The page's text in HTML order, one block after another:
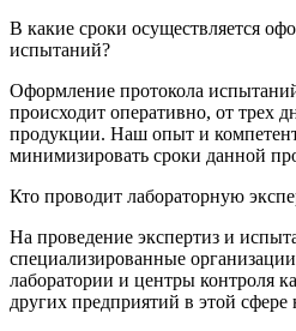
В какие сроки осуществляется
испытаний?
Оформление протокола
происходит оперативно, от трех
продукции. Наш опыт и
минимизировать сроки данной
Кто проводит лабораторную
На проведение экспертиз и
специализированные
лаборатории и центры контроля
других предприятий в этой сфере